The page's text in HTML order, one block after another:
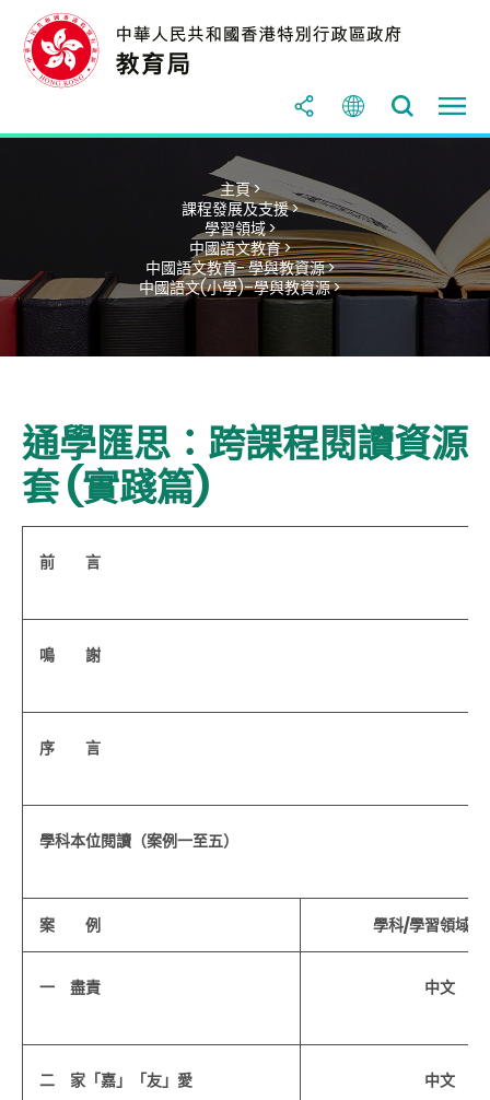
主頁 >
課程發展及支援 >
學習領域 >
中國語文教育 >
中國語文教育- 學與教資源 >
中國語文(小學)–學與教資源 >
通學匯思：跨課程閱讀資源
套 (實踐篇)
前 言
鳴 謝
序 言
學科本位閱讀（案例一至五）
案 例 學科/學習領域/
一 盡責 中文
二 家「嘉」「友」愛 中文